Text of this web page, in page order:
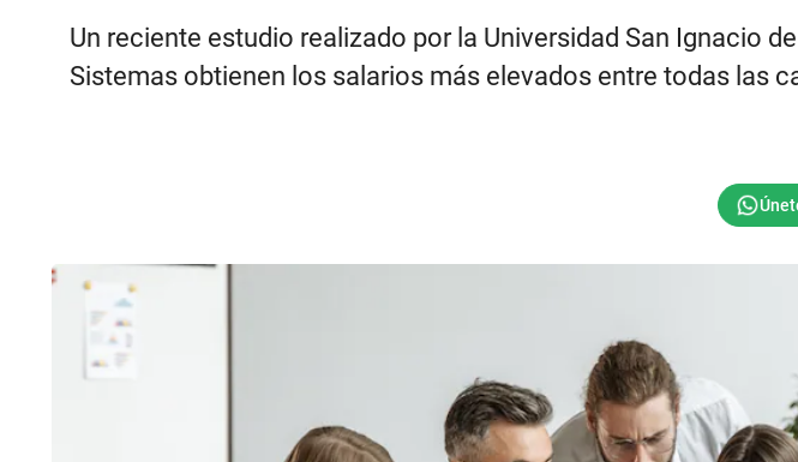
Un reciente estudio realizado por la Universidad San Ignacio
Sistemas obtienen los salarios más elevados entre todas las